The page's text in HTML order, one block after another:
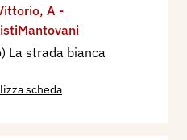
, A -
La strada bianca
scheda